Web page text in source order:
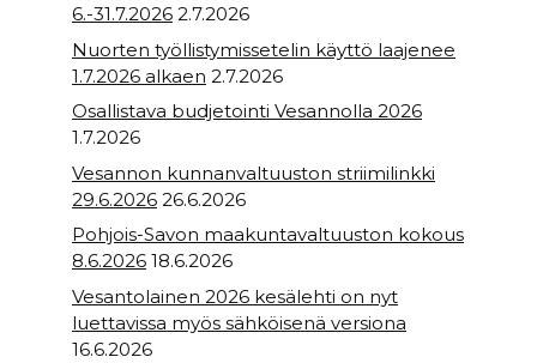
6.-31.7.2026 2.7.2026
Nuorten työllistymissetelin käyttö laajenee
1.7.2026 alkaen 2.7.2026
Osallistava budjetointi Vesannolla 2026
1.7.2026
Vesannon kunnanvaltuuston striimilinkki
29.6.2026 26.6.2026
Pohjois-Savon maakuntavaltuuston kokous
8.6.2026 18.6.2026
Vesantolainen 2026 kesälehti on nyt
luettavissa myös sähköisenä versiona
16.6.2026